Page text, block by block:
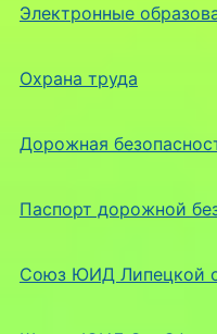
Электронные
Охрана труда
Дорожная
Паспорт дорожной
Союз ЮИД Липецкой